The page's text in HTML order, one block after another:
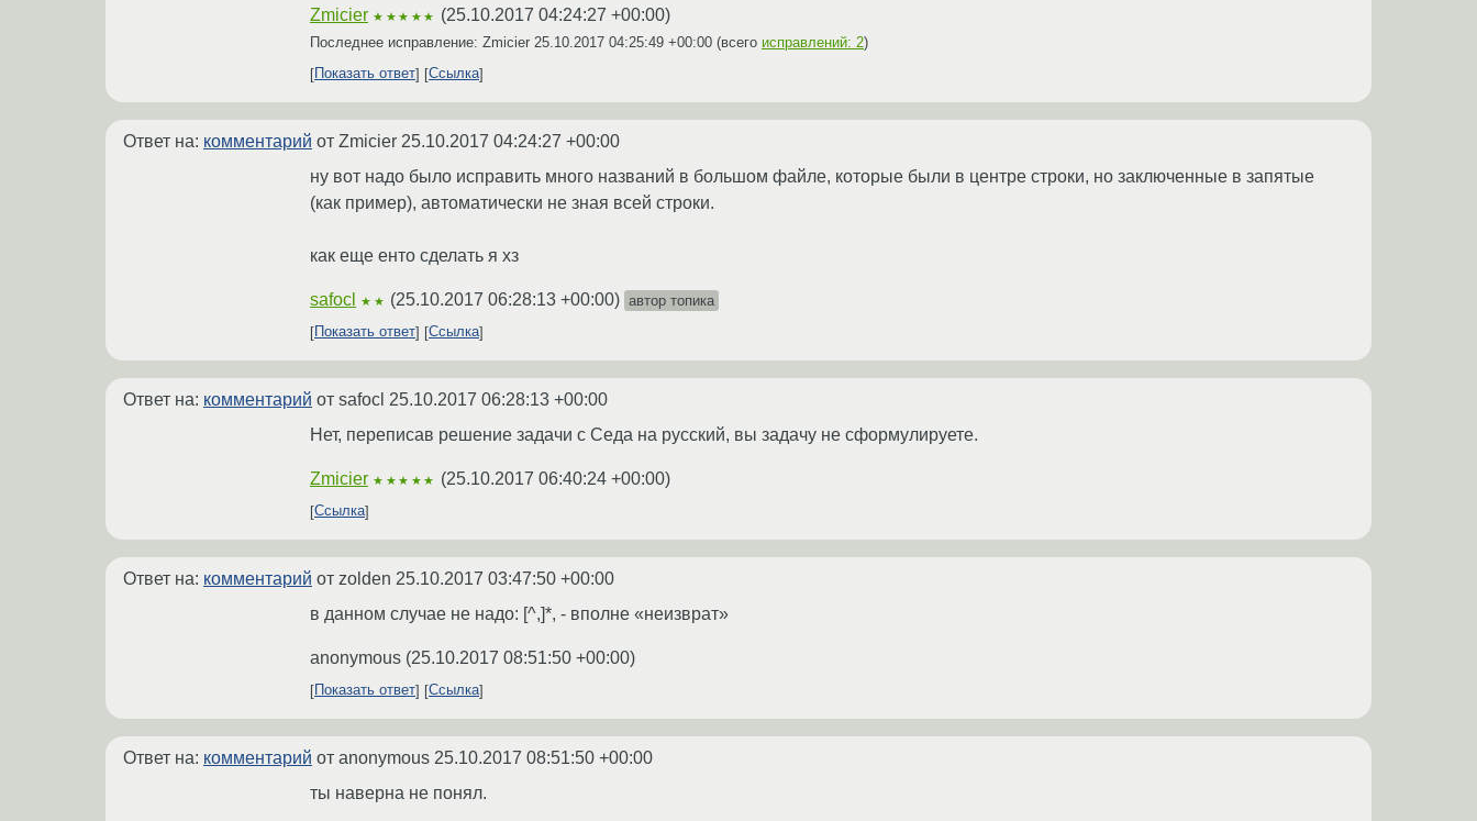
Zmicier ★★★★★ (25.10.2017 04:24:27 +00:00)
Последнее исправление: Zmicier 25.10.2017 04:25:49 +00:00 (всего исправлений: 2)
Показать ответ
Ссылка
Ответ на: комментарий от Zmicier 25.10.2017 04:24:27 +00:00
ну вот надо было исправить много названий в большом файле, которые были в центре строки, но заключенные в запятые
(как пример), автоматически не зная всей строки.
как еще енто сделать я хз
safocl ★★ (25.10.2017 06:28:13 +00:00) автор топика
Показать ответ
Ссылка
Ответ на: комментарий от safocl 25.10.2017 06:28:13 +00:00
Нет, переписав решение задачи с Седа на русский, вы задачу не сформулируете.
Zmicier ★★★★★ (25.10.2017 06:40:24 +00:00)
Ссылка
Ответ на: комментарий от zolden 25.10.2017 03:47:50 +00:00
в данном случае не надо: [^,]*, - вполне «неизврат»
anonymous (25.10.2017 08:51:50 +00:00)
Показать ответ Ссылка
Ответ на: комментарий от anonymous 25.10.2017 08:51:50 +00:00
ты наверна не понял.